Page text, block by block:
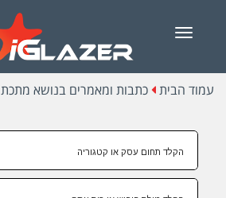
Menu
עמוד הבית כתבות ומאמרים בנושא מתכת